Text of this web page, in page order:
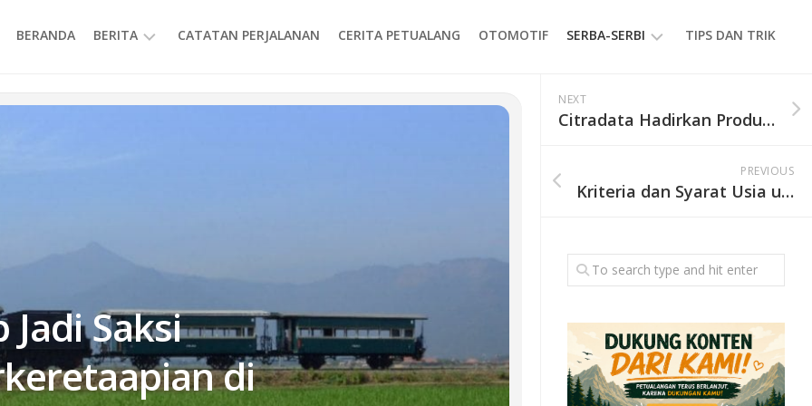
BERANDA BERITA CATATAN PERJALANAN CERITA PETUALANG OTOMOTIF SERBA-SERBI
EVENT
GAYA
TIPS DAN TRIK
Saksi
di
NEXT
Citradata Hadirkan Produk Radio Dua Arah Terbaru
PREVIOUS
Kriteria dan Syarat Usia untuk Mendaki Gunung Merbabu